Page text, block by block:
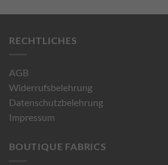
RECHTLICHES
AGB
Widerrufsbelehrung
Datenschutzbelehrung
Impressum
BOUTIQUE FABRICS